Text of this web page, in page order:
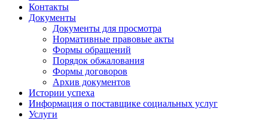
Контакты
Документы
Документы для просмотра
Нормативные правовые акты
Формы обращений
Порядок обжалования
Формы договоров
Архив документов
Истории успеха
Информация о поставщике социальных услуг
Услуги